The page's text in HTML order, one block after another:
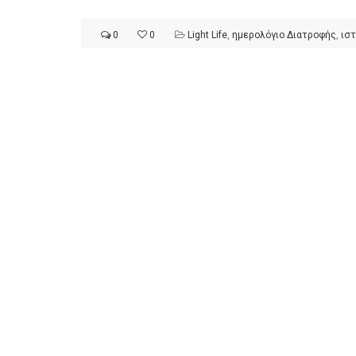
0 0 Light Life, ημερολόγιο Διατροφής,